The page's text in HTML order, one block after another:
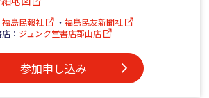
福島民報社 ・福島民友新聞社
： ジュンク堂書店郡山店
参加申し込み